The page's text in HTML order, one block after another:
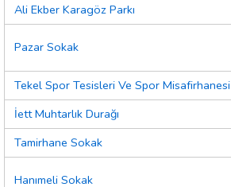
Ali Ekber Karagöz Parkı
Pazar Sokak
Tekel Spor Tesisleri Ve Spor Misafirhanesi
İett Muhtarlık Durağı
Tamirhane Sokak
Hanımeli Sokak